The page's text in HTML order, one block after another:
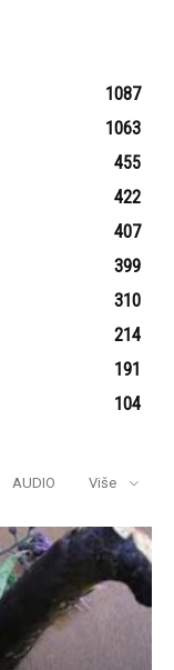
1087
1063
455
422
407
399
310
214
191
104
AUDIO Više